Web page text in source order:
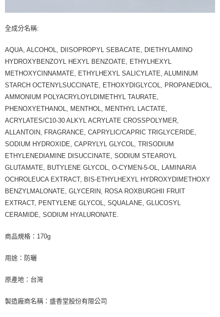
全成分名稱:
AQUA, ALCOHOL, DIISOPROPYL SEBACATE, DIETHYLAMINO
HYDROXYBENZOYL HEXYL BENZOATE, ETHYLHEXYL
METHOXYCINNAMATE, ETHYLHEXYL SALICYLATE, ALUMINUM
STARCH OCTENYLSUCCINATE, ETHOXYDIGLYCOL, PROPANEDIOL,
AMMONIUM POLYACRYLOYLDIMETHYL TAURATE,
PHENOXYETHANOL, MENTHOL, MENTHYL LACTATE,
ACRYLATES/C10-30 ALKYL ACRYLATE CROSSPOLYMER,
ALLANTOIN, FRAGRANCE, CAPRYLIC/CAPRIC TRIGLYCERIDE,
SODIUM HYDROXIDE, CAPRYLYL GLYCOL, TRISODIUM
ETHYLENEDIAMINE DISUCCINATE, SODIUM STEAROYL
GLUTAMATE, BUTYLENE GLYCOL, O-CYMEN-5-OL, LAMINARIA
OCHROLEUCA EXTRACT, BIS-ETHYLHEXYL HYDROXYDIMETHOXY
BENZYLMALONATE, GLYCERIN, ROSA ROXBURGHII FRUIT
EXTRACT, PENTYLENE GLYCOL, SQUALANE, GLUCOSYL
CERAMIDE, SODIUM HYALURONATE.
商品規格：170g
用途：防曬
原產地：台灣
製造廠商名稱：盛香堂股份有限公司